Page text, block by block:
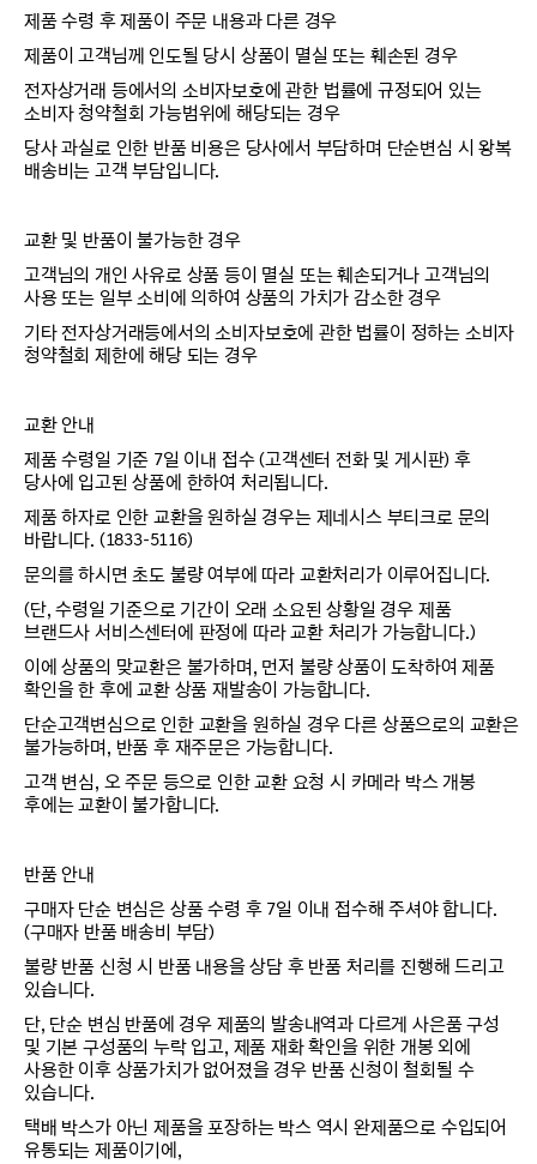
제품 수령 후 제품이 주문 내용과 다른 경우
제품이 고객님께 인도될 당시 상품이 멸실 또는 훼손된 경우
전자상거래 등에서의 소비자보호에 관한 법률에 규정되어 있는
소비자 청약철회 가능범위에 해당되는 경우
당사 과실로 인한 반품 비용은 당사에서 부담하며 단순변심 시 왕복
배송비는 고객 부담입니다.
교환 및 반품이 불가능한 경우
고객님의 개인 사유로 상품 등이 멸실 또는 훼손되거나 고객님의
사용 또는 일부 소비에 의하여 상품의 가치가 감소한 경우
기타 전자상거래등에서의 소비자보호에 관한 법률이 정하는 소비자
청약철회 제한에 해당 되는 경우
교환 안내
제품 수령일 기준 7일 이내 접수 (고객센터 전화 및 게시판) 후
당사에 입고된 상품에 한하여 처리됩니다.
제품 하자로 인한 교환을 원하실 경우는 제네시스 부티크로 문의
바랍니다. (1833-5116)
문의를 하시면 초도 불량 여부에 따라 교환처리가 이루어집니다.
(단, 수령일 기준으로 기간이 오래 소요된 상황일 경우 제품
브랜드사 서비스센터에 판정에 따라 교환 처리가 가능합니다.)
이에 상품의 맞교환은 불가하며, 먼저 불량 상품이 도착하여 제품
확인을 한 후에 교환 상품 재발송이 가능합니다.
단순고객변심으로 인한 교환을 원하실 경우 다른 상품으로의 교환은
불가능하며, 반품 후 재주문은 가능합니다.
고객 변심, 오 주문 등으로 인한 교환 요청 시 카메라 박스 개봉
후에는 교환이 불가합니다.
반품 안내
구매자 단순 변심은 상품 수령 후 7일 이내 접수해 주셔야 합니다.
(구매자 반품 배송비 부담)
불량 반품 신청 시 반품 내용을 상담 후 반품 처리를 진행해 드리고
있습니다.
단, 단순 변심 반품에 경우 제품의 발송내역과 다르게 사은품 구성
및 기본 구성품의 누락 입고, 제품 재화 확인을 위한 개봉 외에
사용한 이후 상품가치가 없어졌을 경우 반품 신청이 철회될 수
있습니다.
택배 박스가 아닌 제품을 포장하는 박스 역시 완제품으로 수입되어
유통되는 제품이기에,